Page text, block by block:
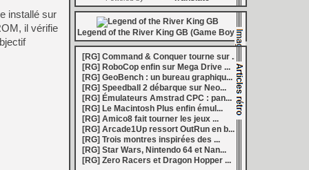
: l'hymne ultime à la solitude a déjà quarante ans
le maintien des jeux physiques pour les joueurs
27 veut apporter du sang neuf avec le mode The Grounds
médiéval à petit prix pour la rentrée
inspiré des Zelda de la Game Boy arrivera à la rentrée 2026
Vault arrive sur le marché en 1.0
Hunter Wilds avec un prologue gratuit
[
GK] Mémoire cash - Retour sur Hybrid Heaven, l'étrange exclusivité Konami de la Nintendo 64
[
GK] Nouvelle grève à Quantic Dream (Detroit : Become Human) contre les 115 licenciements
[
GK] Mafia The Old Country : l'extension « Homme d'honneur » se dévoile avant sa sortie
Boy disponibles sur le Nintendo Switch Online
Dead : Streets of Survival tient sa date de sortie
la 1.0, Amplitude bourre les nouvelles factions
[
LS] [PS5] BD-JB5 : Gezine renomme son exploit Blu-ray Java pour PS5, avec un support confirmé jusqu'au 13.42
installé sur
il vérifie
Legend of the River King GB (Game Boy)
[RG] Command & Conquer tourne sur ...
[RG] RoboCop enfin sur Mega Drive ...
[RG] GeoBench : un bureau graphiqu...
[RG] Speedball 2 débarque sur Neo...
[RG] Émulateurs Amstrad CPC : pan...
[RG] Le Macintosh Plus enfin émul...
[RG] Amico8 fait tourner les jeux ...
[RG] Arcade1Up ressort OutRun en b...
[RG] Trois montres inspirées des ...
[RG] Star Wars, Nintendo 64 et Nan...
[RG] Zero Racers et Dragon Hopper ...